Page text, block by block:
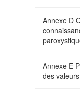
Annexe D
Annexe E
des